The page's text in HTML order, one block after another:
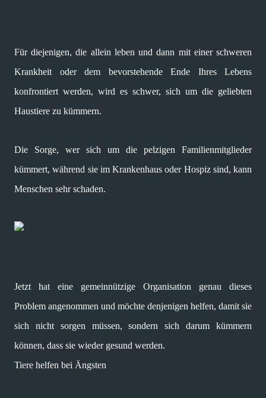
Für diejenigen, die allein leben und dann mit einer schweren
Krankheit oder dem bevorstehende Ende Ihres Lebens
konfrontiert werden, wird es schwer, sich um die geliebten
Haustiere zu kümmern.
Die Sorge, wer sich um die pelzigen Familienmitglieder
kümmert, während sie im Krankenhaus oder Hospiz sind, kann
Menschen sehr schaden.
Jetzt hat eine gemeinnützige Organisation genau dieses
Problem angenommen und möchte denjenigen helfen, damit sie
sich nicht sorgen müssen, sondern sich darum kümmern
können, dass sie wieder gesund werden.
Tiere helfen bei Ängsten